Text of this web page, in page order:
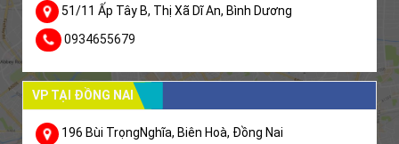
51/11 Ấp Tây B, Thị Xã Dĩ An, Bình Dương
0934655679
VP TẠI ĐỒNG NAI
196 Bùi TrọngNghĩa, Biên Hoà, Đồng Nai